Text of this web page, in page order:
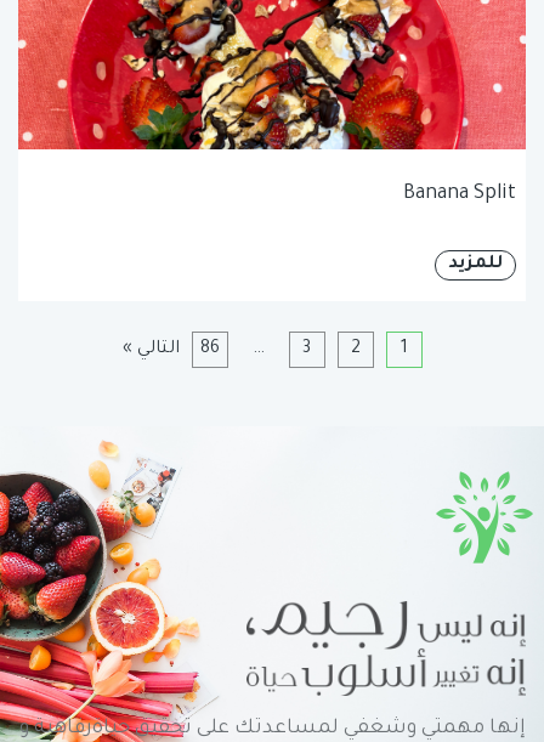
Banana Split
للمزيد
1
2
3
…
86 التالي »
إنها مهمتي وشغفي لمساعدتك على تحقيق حياةرفاهية و